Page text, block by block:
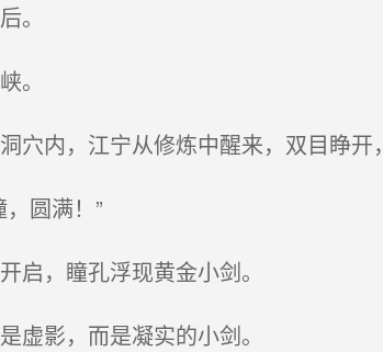
。
。
穴内，江宁从修炼中醒来，双目睁开
圆满！”
启，瞳孔浮现黄金小剑。
虚影，而是凝实的小剑。